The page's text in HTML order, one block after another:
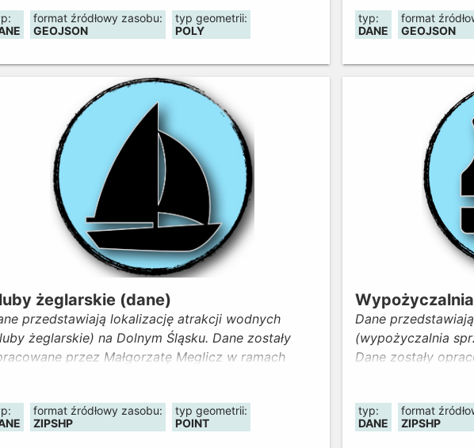
obwodów ochronnych i kół wędkarskich) z
o ich nazwach i uprawnionych do
format źródłowy zasobu:
GEOJSON
typ geometrii:
POLY
lokalizacją
informacją o ich
typ:
DANE
format
GEOJSON
żeglarskie (dane)
przedstawiają lokalizację atrakcji wodnych
żeglarskie) na Dolnym Śląsku. Dane zostały
przez Małgorzatę Meglicz w ramach
- marzec 2023.
format źródłowy zasobu:
ZIPSHP
typ geometrii:
POINT
Dane
(wypożyczalnia
Dane zostały
Aktualność
typ:
DANE
format
ZIPSHP